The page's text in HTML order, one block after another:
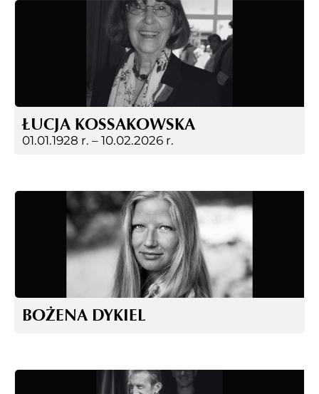
ŁUCJA KOSSAKOWSKA
01.01.1928 r. – 10.02.2026 r.
BOŻENA DYKIEL